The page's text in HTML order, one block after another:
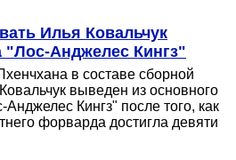
Илья Ковальчук
"Лос-Анджелес Кингз"
в составе сборной
выведен из основного
Кингз" после того, как
форварда достигла девяти